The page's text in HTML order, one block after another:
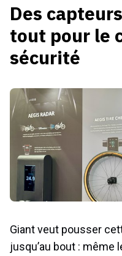
Des
tout pour le
sécurité
Giant veut pousser
jusqu’au bout :